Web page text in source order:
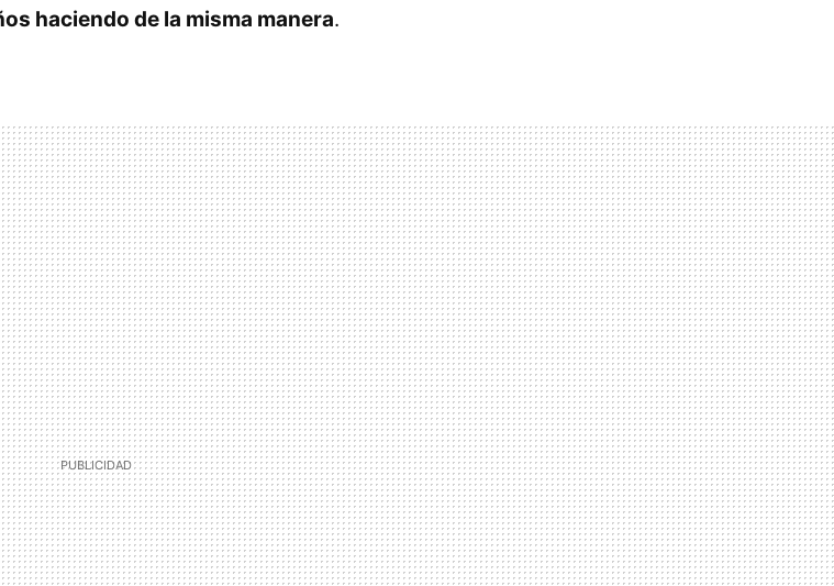
haciendo de la misma manera.